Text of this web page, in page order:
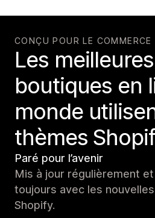
CONÇU POUR LE COMMERCE
Les meilleures
boutiques en
monde
thèmes
Paré pour l’avenir
Mis à jour régulièrement
toujours avec les
Shopify.